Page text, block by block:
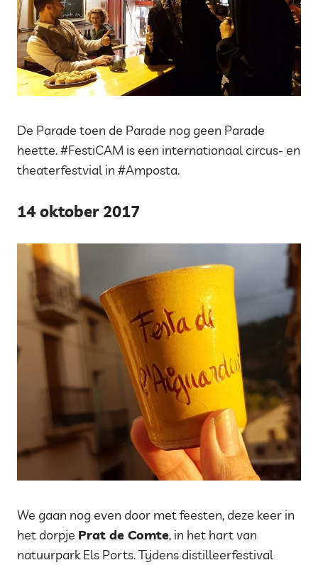
De Parade toen de Parade nog geen Parade
heette. #FestiCAM is een internationaal circus- en
theaterfestvial in #Amposta.
14 oktober 2017
We gaan nog even door met feesten, deze keer in
het dorpje Prat de Comte, in het hart van
natuurpark Els Ports. Tijdens distilleerfestival